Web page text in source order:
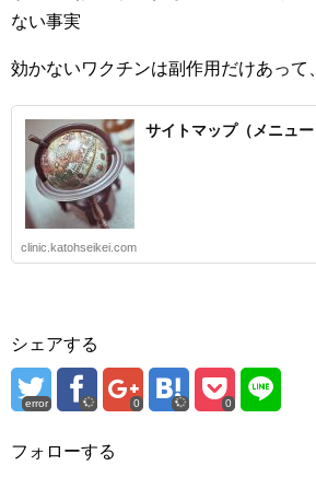
ない事実
効かないワクチンは副作用だけあって
サイトマップ（メニュー
clinic.katohseikei.com
シェアする
error 0 0
フォローする